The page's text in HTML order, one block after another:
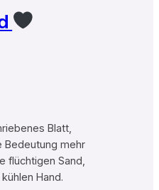
Blatt,
Bedeutung mehr
flüchtigen Sand,
Hand.